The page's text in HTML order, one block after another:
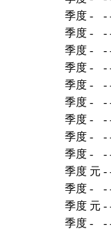
季度 - -
季度 - -
季度 - -
季度 - -
季度 - -
季度 - -
季度 - -
季度 - -
季度 - -
季度 元 -
季度 - -
季度 元 -
季度 - -